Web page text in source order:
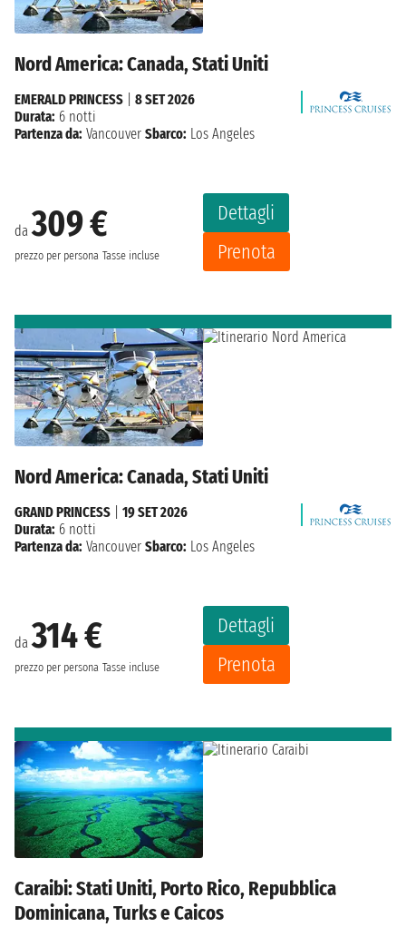
Nord America: Canada, Stati Uniti
da309 €
prezzo per persona Tasse incluse
Dettagli
Prenota
EMERALD PRINCESS
8 SET 2026
Durata: 6 notti
Partenza da: Vancouver Sbarco: Los Angeles
Nord America: Canada, Stati Uniti
da314 €
prezzo per persona Tasse incluse
Dettagli
Prenota
GRAND PRINCESS
19 SET 2026
Durata: 6 notti
Partenza da: Vancouver Sbarco: Los Angeles
Caraibi: Stati Uniti, Porto Rico, Repubblica
Dominicana, Turks e Caicos